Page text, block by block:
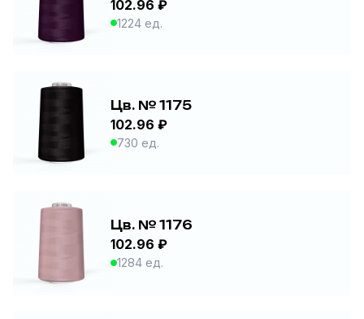
102.96 ₽
1224 ед.
Цв. № 1175
102.96 ₽
730 ед.
Цв. № 1176
102.96 ₽
1284 ед.